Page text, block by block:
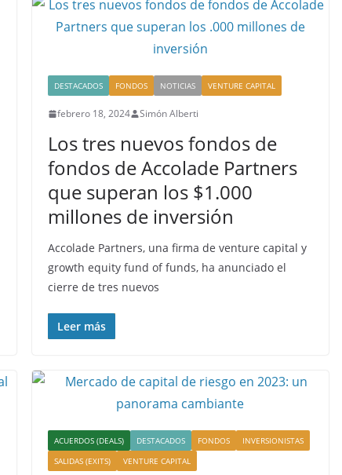
DESTACADOS FONDOS NOTICIAS VENTURE CAPITAL
febrero 18, 2024 Simón Alberti
Los tres nuevos fondos de
fondos de Accolade Partners
que superan los $1.000
millones de inversión
Accolade Partners, una firma de venture capital y
growth equity fund of funds, ha anunciado el
cierre de tres nuevos
Leer más
ACUERDOS (DEALS) DESTACADOS FONDOS
INVERSIONISTAS
SALIDAS (EXITS)
VENTURE CAPITAL